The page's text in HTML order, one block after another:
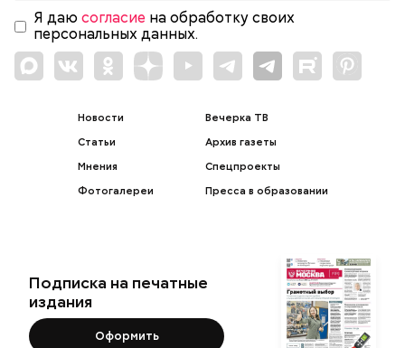
Я даю согласие на обработку своих
персональных данных.
Новости
Статьи
Мнения
Фотогалереи
Вечерка ТВ
Архив газеты
Спецпроекты
Пресса в образовании
Подписка на печатные
издания
Оформить